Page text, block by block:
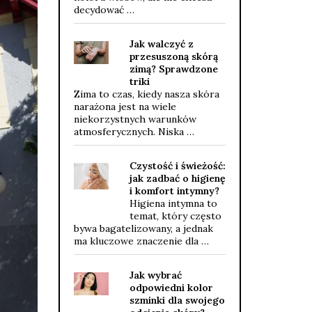
decydować …
Jak walczyć z
przesuszoną skórą
zimą? Sprawdzone
triki
Zima to czas, kiedy nasza skóra
narażona jest na wiele
niekorzystnych warunków
atmosferycznych. Niska …
Czystość i świeżość:
jak zadbać o higienę
i komfort intymny?
Higiena intymna to
temat, który często
bywa bagatelizowany, a jednak
ma kluczowe znaczenie dla …
Jak wybrać
odpowiedni kolor
szminki dla swojego